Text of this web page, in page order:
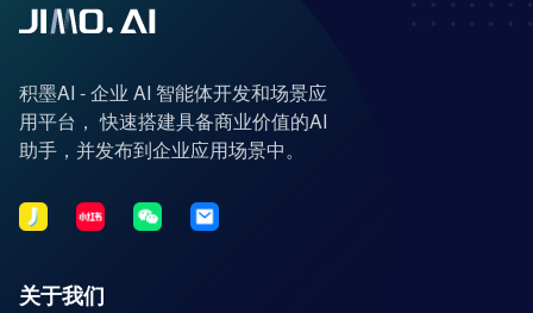
积墨AI - 企业 AI 智能体开发和场景应
用平台， 快速搭建具备商业价值的AI
助手，并发布到企业应用场景中。
关于我们